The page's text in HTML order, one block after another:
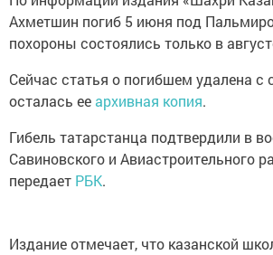
Ахметшин погиб 5 июня под
похороны состоялись только в
Сейчас статья о погибшем удалена с
осталась ееархивная копия.
Гибель татарстанца подтвердили в
Савиновского и Авиастроительного
передает РБК.
Издание отмечает, что казанской